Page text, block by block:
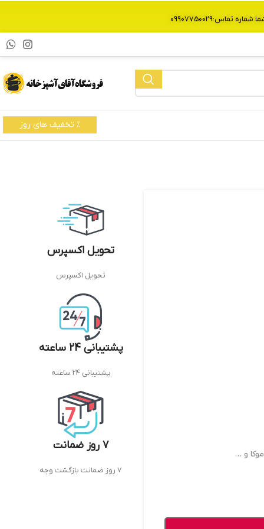
% تخفیف های روز
و …
تحویل اکسپرس
تحویل اکسپرس
پشتیبانی 24 ساعته
پشتیبانی 24 ساعته
7 روز ضمانت
7 روز ضمانت بازگشت وجه